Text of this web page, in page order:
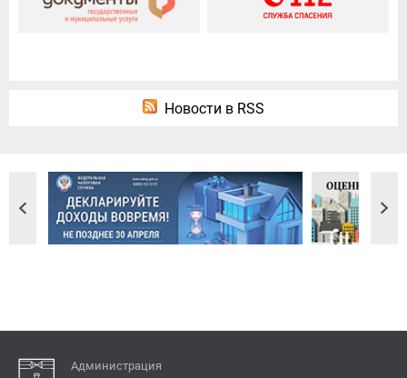
Новости в RSS
Администрация